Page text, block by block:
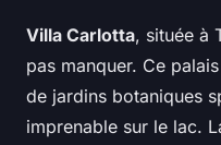
Villa Carlotta, située à
pas manquer. Ce
de jardins botaniques
imprenable sur le lac.